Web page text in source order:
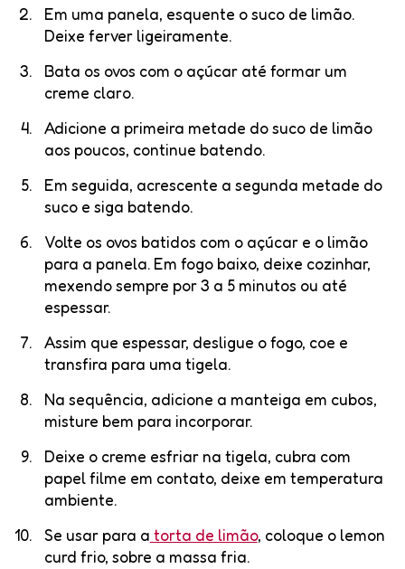
Em uma panela, esquente o suco de limão.
Deixe ferver ligeiramente.
Bata os ovos com o açúcar até formar um
creme claro.
Adicione a primeira metade do suco de limão
aos poucos, continue batendo.
Em seguida, acrescente a segunda metade do
suco e siga batendo.
Volte os ovos batidos com o açúcar e o limão
para a panela. Em fogo baixo, deixe cozinhar,
mexendo sempre por 3 a 5 minutos ou até
espessar.
Assim que espessar, desligue o fogo, coe e
transfira para uma tigela.
Na sequência, adicione a manteiga em cubos,
misture bem para incorporar.
Deixe o creme esfriar na tigela, cubra com
papel filme em contato, deixe em temperatura
ambiente.
Se usar para a torta de limão, coloque o lemon
curd frio, sobre a massa fria.